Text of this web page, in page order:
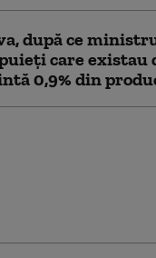
după ce
care existau
0,9% din